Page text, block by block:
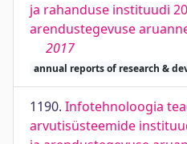
ja rahanduse instituudi
arendustegevuse
2017
annual reports of research &
1190. Infotehnoloogia
arvutisüsteemide